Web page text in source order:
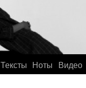
Тексты Ноты Видео